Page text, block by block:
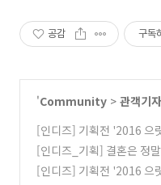
공감 구독
'Community > 관객기
[인디즈] 기획전 '2016 으
진행형의 기록 <나쁜 나라
(0)
[인디즈_기획] 결혼은 정
정-육아, 이 애증의 대상들
[인디즈] 기획전 '2016 으